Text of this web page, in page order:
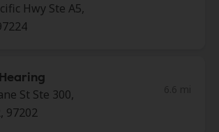
Hwy Ste A5,
St Ste 300,
97202